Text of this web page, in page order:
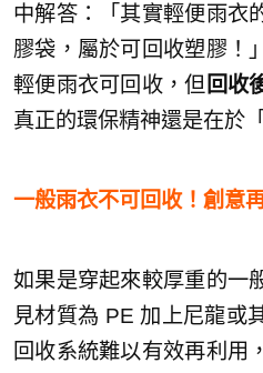
中解答：「其實輕便雨衣
膠袋，屬於可回收塑膠！
輕便雨衣可回收，但 回收
真正的環保精神還是在於
一般雨衣不可回收！創意
如果是穿起來較厚重的一
見材質為 PE 加上尼龍或
回收系統難以有效再利用